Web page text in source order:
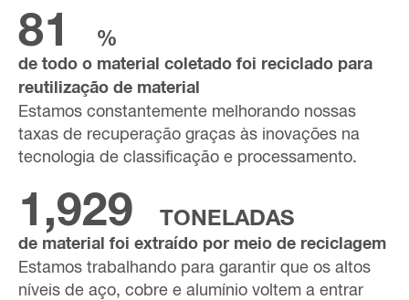
81 %
de todo o material coletado foi reciclado para
reutilização de material
Estamos constantemente melhorando nossas
taxas de recuperação graças às inovações na
tecnologia de classificação e processamento.
1,929 TONELADAS
de material foi extraído por meio de reciclagem
Estamos trabalhando para garantir que os altos
níveis de aço, cobre e alumínio voltem a entrar